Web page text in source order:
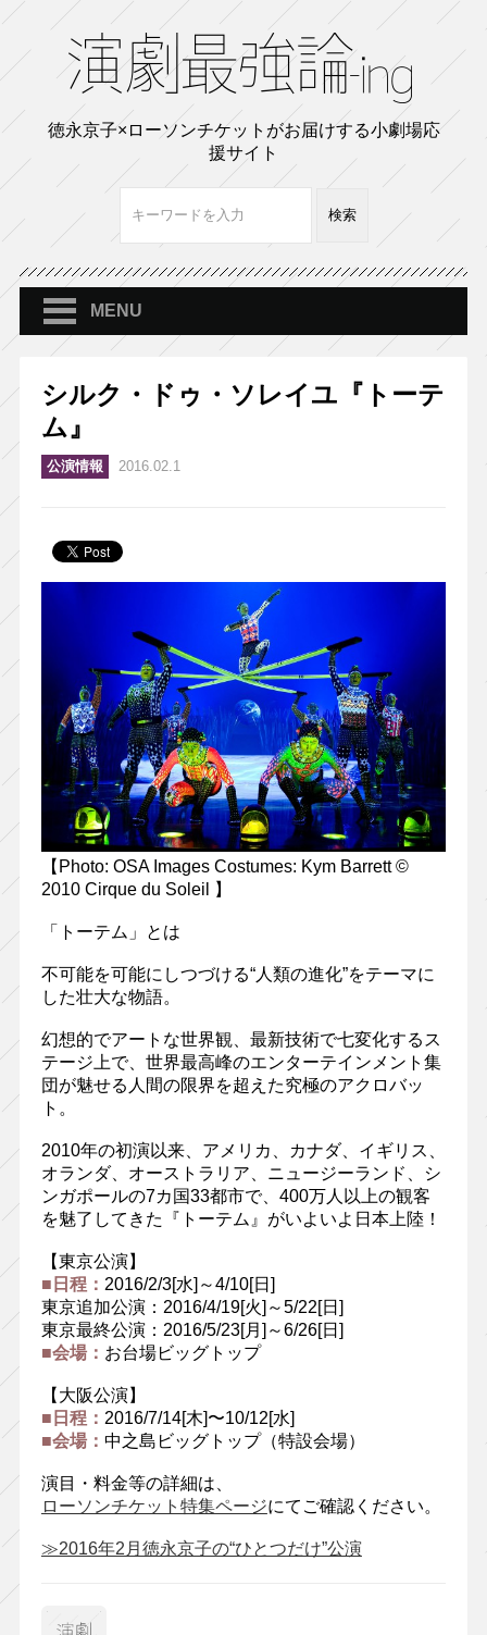
徳永京子×ローソンチケットがお届けする小劇場応
援サイト
MENU
シルク・ドゥ・ソレイユ『トーテ
ム』
公演情報 2016.02.1
【Photo: OSA Images Costumes: Kym Barrett ©
2010 Cirque du Soleil 】
「トーテム」とは
不可能を可能にしつづける“人類の進化”をテーマに
した壮大な物語。
幻想的でアートな世界観、最新技術で七変化するス
テージ上で、世界最高峰のエンターテインメント集
団が魅せる人間の限界を超えた究極のアクロバッ
ト。
2010年の初演以来、アメリカ、カナダ、イギリス、
オランダ、オーストラリア、ニュージーランド、シ
ンガポールの7カ国33都市で、400万人以上の観客
を魅了してきた『トーテム』がいよいよ日本上陸！
【東京公演】
■日程： 2016/2/3[水]～4/10[日]
東京追加公演：2016/4/19[火]～5/22[日]
東京最終公演：2016/5/23[月]～6/26[日]
■会場： お台場ビッグトップ
【大阪公演】
■日程： 2016/7/14[木]〜10/12[水]
■会場： 中之島ビッグトップ（特設会場）
演目・料金等の詳細は、
ローソンチケット特集ページにてご確認ください。
≫2016年2月徳永京子の“ひとつだけ”公演